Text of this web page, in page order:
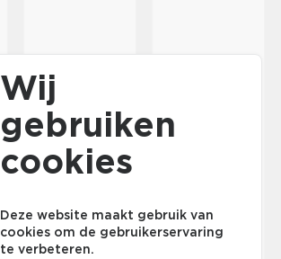
Wij
gebruiken
cookies
Deze website maakt gebruik van
cookies om de gebruikerservaring
te verbeteren.